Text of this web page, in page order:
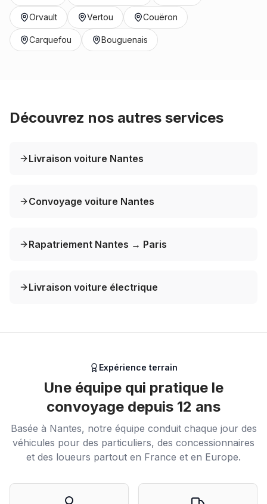
Orvault Vertou Couëron
Carquefou Bouguenais
Découvrez nos autres services
Livraison voiture Nantes
Convoyage voiture Nantes
Rapatriement Nantes → Paris
Livraison voiture électrique
Expérience terrain
Une équipe qui pratique le
convoyage depuis 12 ans
Basée à Nantes, notre équipe conduit chaque jour des
véhicules pour des particuliers, des concessionnaires
et des loueurs partout en France et en Europe.